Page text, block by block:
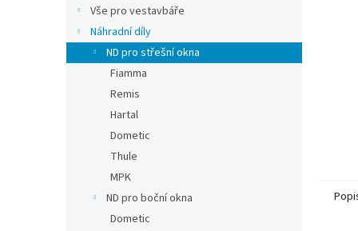
Vše pro vestavbáře
Náhradní díly
ND pro střešní okna
Fiamma
Remis
Hartal
Dometic
Thule
MPK
ND pro boční okna
Dometic